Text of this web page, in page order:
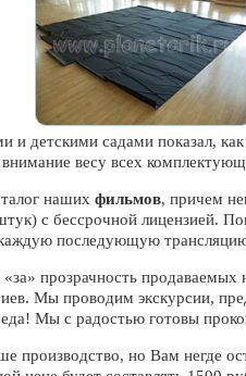
детскими садами показал,
весу всех
наших фильмов, причем
с бессрочной лицензией.
последующую
прозрачность
Мы проводим экскурсии,
Мы с радостью готовы
производство, но Вам негде